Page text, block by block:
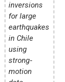
inversions
for large
earthquakes
in Chile
using
strong‐
motion